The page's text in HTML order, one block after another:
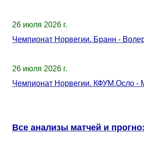
26 июля 2026 г.
Чемпионат Норвегии. Бранн -
26 июля 2026 г.
Чемпионат Норвегии. КФУМ.Осло -
Все анализы матчей и